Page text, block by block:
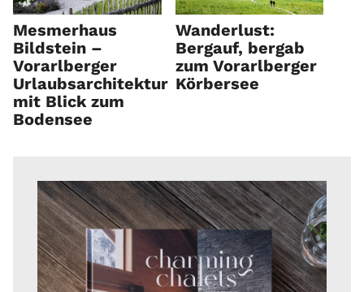
Mesmerhaus
Bildstein –
Vorarlberger
Urlaubsarchitektur
mit Blick zum
Bodensee
Wanderlust:
Bergauf, bergab
zum Vorarlberger
Körbersee